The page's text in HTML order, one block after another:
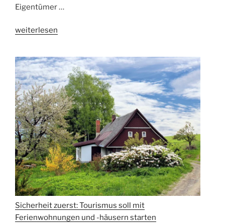
Eigentümer …
„Öffnungsstrategien
Tourismus
müssen
verantwortungsvoll,
fair
und
einheitlich
sein“
weiterlesen
Sicherheit zuerst: Tourismus soll mit
Ferienwohnungen und -häusern starten